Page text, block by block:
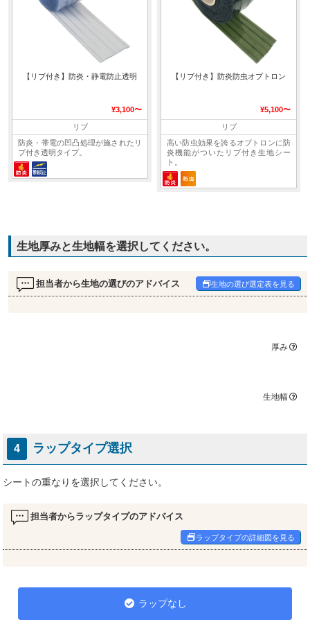
【リブ付き】防炎・静電防止透明
¥3,100〜
リブ
防炎・帯電の凹凸処理が施されたリ
ブ付き透明タイプ。
【リブ付き】防炎防虫オプトロン
¥5,100〜
リブ
高い防虫効果を誇るオプトロンに防
炎機能がついたリブ付き生地シー
ト。
生地厚みと生地幅を選択してください。
担当者から生地の選びのアドバイス 生地の選び選定表を見る
厚み
生地幅
4 ラップタイプ選択
シートの重なりを選択してください。
担当者からラップタイプのアドバイス
ラップタイプの詳細図を見る
ラップなし